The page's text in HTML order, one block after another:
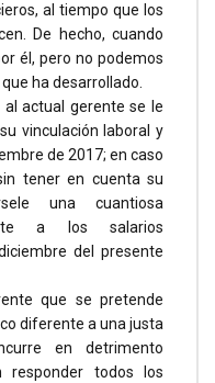
al tiempo que los
De hecho, cuando
él, pero no podemos
ha desarrollado.
al actual gerente se le
vinculación laboral y
de 2017; en caso
tener en cuenta su
una cuantiosa
a los salarios
del presente
que se pretende
diferente a una justa
en detrimento
responder todos los